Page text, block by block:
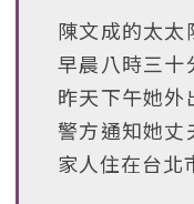
陳文成的太太
早晨八時三十
昨天下午她外
警方通知她
家人住在台北